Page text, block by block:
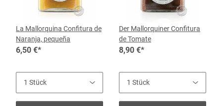
La Mallorquina Confitura de
Naranja, pequeña
6,50 €*
Der Mallorquiner Confitura
de Tomate
8,90 €*